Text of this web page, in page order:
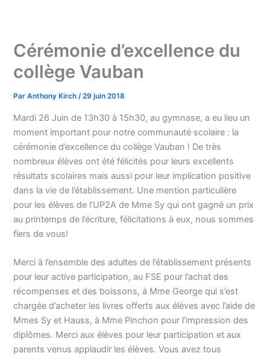
Cérémonie d’excellence du
collège Vauban
ParAnthony Kirch/29 juin 2018
Mardi 26 Juin de 13h30 à 15h30, au gymnase, a eu lieu un
moment important pour notre communauté scolaire : la
cérémonie d’excellence du collège Vauban ! De très
nombreux élèves ont été félicités pour leurs excellents
résultats scolaires mais aussi pour leur implication positive
dans la vie de l’établissement. Une mention particulière
pour les élèves de l’UP2A de Mme Sy qui ont gagné un prix
au printemps de l’écriture, félicitations à eux, nous sommes
fiers de vous!
Merci à l’ensemble des adultes de l’établissement présents
pour leur active participation, au FSE pour l’achat des
récompenses et des boissons, à Mme George qui s’est
chargée d’acheter les livres offerts aux élèves avec l’aide de
Mmes Sy et Hauss, à Mme Pinchon pour l’impression des
diplômes. Merci aux élèves pour leur participation et aux
parents venus applaudir les élèves. Vous avez tous